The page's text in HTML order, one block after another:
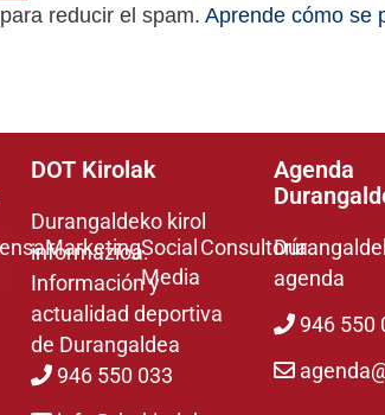
reducir el spam. Aprende cómo se
MarketingSocial
Media
Consultoría
DOT Kirolak
Durangaldeko kirol
informazioa.
Información y
actualidad deportiva
de Durangaldea
946 550 033
Agenda
agenda
946 550